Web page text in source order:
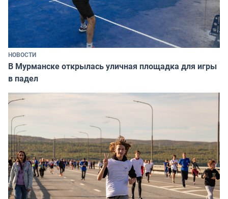
НОВОСТИ
В Мурманске открылась уличная площадка для игры
в падел